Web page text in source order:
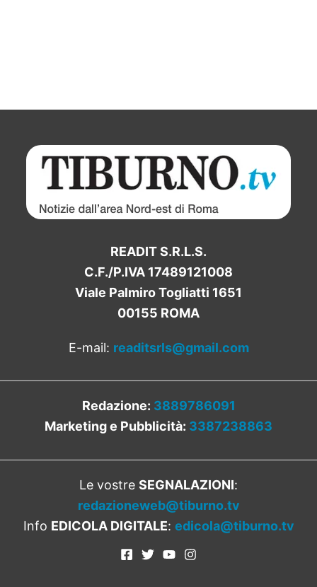
READIT S.R.L.S.
C.F./P.IVA 17489121008
Viale Palmiro Togliatti 1651
00155 ROMA
E-mail: readitsrls@gmail.com
Redazione: 3889786091
Marketing e Pubblicità: 3387238863
Le vostre SEGNALAZIONI:
redazioneweb@tiburno.tv
Info EDICOLA DIGITALE: edicola@tiburno.tv